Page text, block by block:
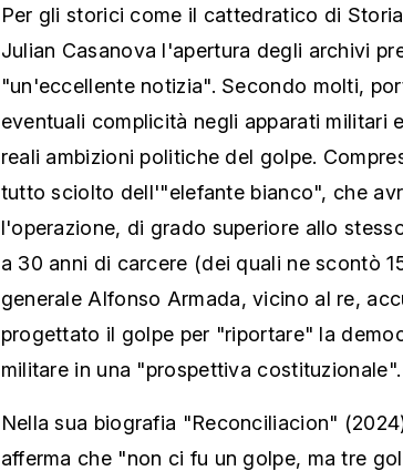
Per gli storici come il cattedratico di
Julian Casanova l'apertura degli archivi
"un'eccellente notizia". Secondo molti,
eventuali complicità negli apparati militari
reali ambizioni politiche del golpe.
tutto sciolto dell'"elefante bianco", che
l'operazione, di grado superiore allo
a 30 anni di carcere (dei quali ne scontò
generale Alfonso Armada, vicino al re,
progettato il golpe per "riportare" la
militare in una "prospettiva costituzionale".
Nella sua biografia "Reconciliacion"
afferma che "non ci fu un golpe, ma tre